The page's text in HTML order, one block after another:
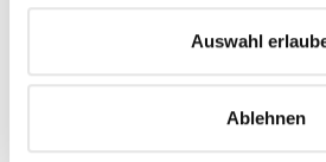
Auswahl
Ablehnen
Handgelenk und das
kann zu einer Rückbildung
Erkrankung führen. Bei der
Speiche um 2-4mm gekürzt